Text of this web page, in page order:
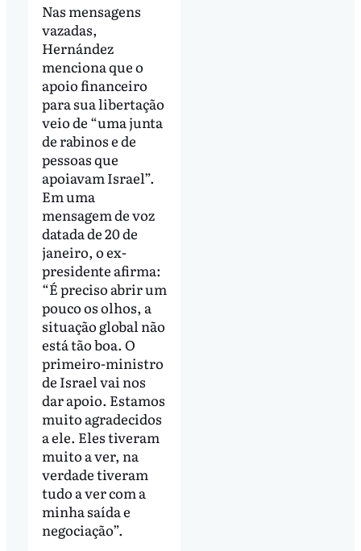
Nas mensagens
vazadas,
Hernández
menciona que o
apoio financeiro
para sua libertação
veio de “uma junta
de rabinos e de
pessoas que
apoiavam Israel”.
Em uma
mensagem de voz
datada de 20 de
janeiro, o ex-
presidente afirma:
“É preciso abrir um
pouco os olhos, a
situação global não
está tão boa. O
primeiro-ministro
de Israel vai nos
dar apoio. Estamos
muito agradecidos
a ele. Eles tiveram
muito a ver, na
verdade tiveram
tudo a ver com a
minha saída e
negociação”.